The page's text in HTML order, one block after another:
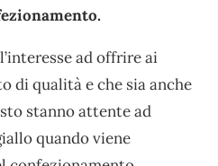
ad offrire ai
di qualità e che sia anche
stanno attente ad
quando viene